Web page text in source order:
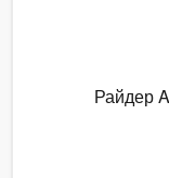
Райдер